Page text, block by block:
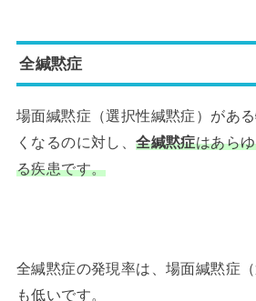
全緘黙症
場面緘黙症（選択性緘黙症）があ
くなるのに対し、全緘黙症はあら
る疾患です。
全緘黙症の発現率は、場面緘黙症
も低いです。